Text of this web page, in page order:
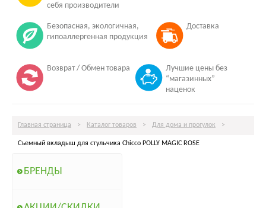
себя производители
Безопасная, экологичная,
гипоаллергенная продукция
Доставка
Возврат / Обмен товара
Лучшие цены без
“магазинных”
наценок
Главная страница > Каталог товаров > Для дома и прогулок >
Съемный вкладыш для стульчика Chicco POLLY MAGIC ROSE
БРЕНДЫ